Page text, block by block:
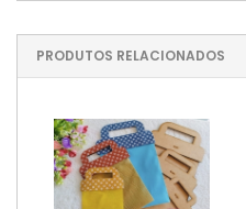
PRODUTOS RELACIONADOS